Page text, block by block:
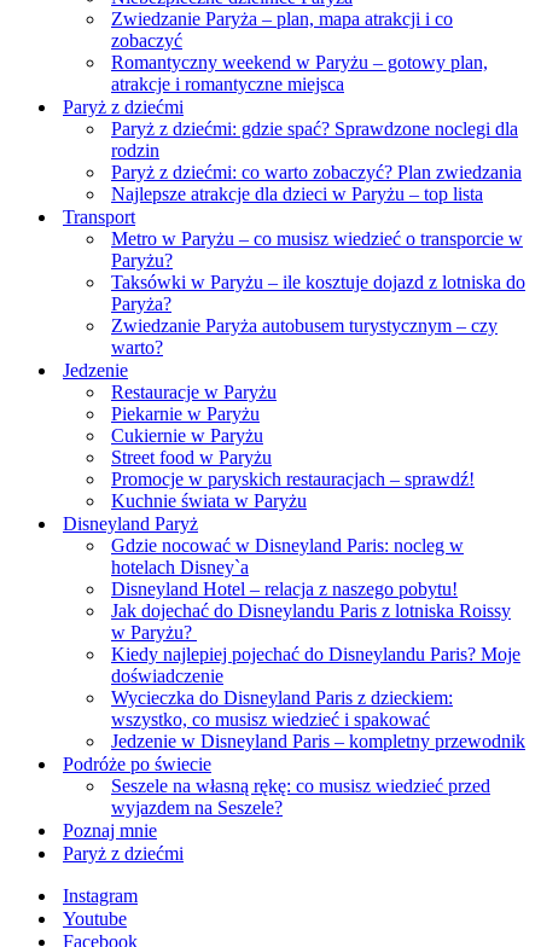
Zwiedzanie Paryża – plan, mapa atrakcji i co
zobaczyć
Romantyczny weekend w Paryżu – gotowy plan,
atrakcje i romantyczne miejsca
Paryż z dziećmi
Paryż z dziećmi: gdzie spać? Sprawdzone noclegi dla
rodzin
Paryż z dziećmi: co warto zobaczyć? Plan zwiedzania
Najlepsze atrakcje dla dzieci w Paryżu – top lista
Transport
Metro w Paryżu – co musisz wiedzieć o transporcie w
Paryżu?
Taksówki w Paryżu – ile kosztuje dojazd z lotniska do
Paryża?
Zwiedzanie Paryża autobusem turystycznym – czy
warto?
Jedzenie
Restauracje w Paryżu
Piekarnie w Paryżu
Cukiernie w Paryżu
Street food w Paryżu
Promocje w paryskich restauracjach – sprawdź!
Kuchnie świata w Paryżu
Disneyland Paryż
Gdzie nocować w Disneyland Paris: nocleg w
hotelach Disney`a
Disneyland Hotel – relacja z naszego pobytu!
Jak dojechać do Disneylandu Paris z lotniska Roissy
w Paryżu?
Kiedy najlepiej pojechać do Disneylandu Paris? Moje
doświadczenie
Wycieczka do Disneyland Paris z dzieckiem:
wszystko, co musisz wiedzieć i spakować
Jedzenie w Disneyland Paris – kompletny przewodnik
Podróże po świecie
Seszele na własną rękę: co musisz wiedzieć przed
wyjazdem na Seszele?
Poznaj mnie
Paryż z dziećmi
Instagram
Youtube
Facebook